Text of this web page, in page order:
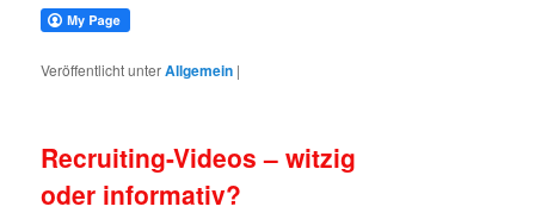
Veröffentlicht unterAllgemein |
Recruiting-Videos – witzig
oder informativ?